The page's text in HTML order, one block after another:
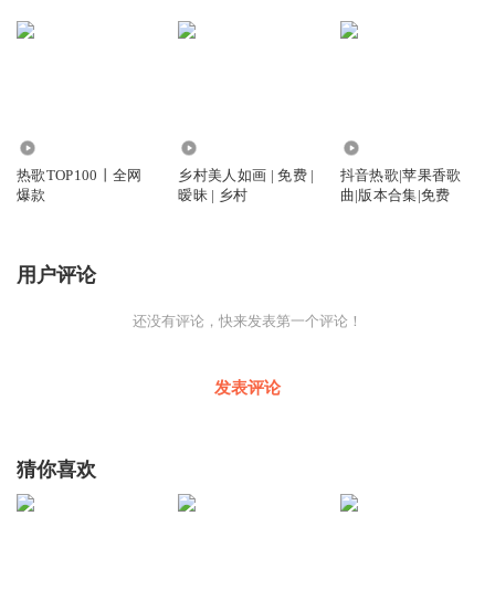
热歌TOP100丨全网
爆款
乡村美人如画 | 免费 |
暧昧 | 乡村
抖音热歌|苹果香歌
曲|版本合集|免费
用户评论
还没有评论，快来发表第一个评论！
发表评论
猜你喜欢